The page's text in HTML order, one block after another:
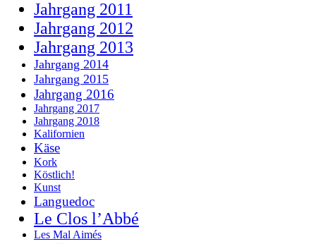
Jahrgang 2011
Jahrgang 2012
Jahrgang 2013
Jahrgang 2014
Jahrgang 2015
Jahrgang 2016
Jahrgang 2017
Jahrgang 2018
Kalifornien
Käse
Kork
Köstlich!
Kunst
Languedoc
Le Clos l’Abbé
Les Mal Aimés